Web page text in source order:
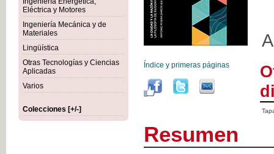
Eléctrica y Motores
Ingeniería Mecánica y de
Materiales
Lingüística
Otras Tecnologías y Ciencias
Aplicadas
Varios
Colecciones [+/-]
Índice y primeras páginas
Resumen